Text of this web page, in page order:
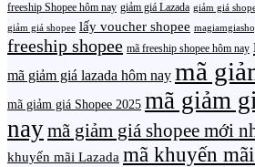
freeship Shopee hôm nay giảm giá Lazada giảm giá
giảm giá shopee lấy voucher shopee
freeship shopee mã freeship shopee hôm nay
mã giảm giá lazada hôm nay mã
mã giảm giá Shopee 2025 mã giảm
naymã giảm giá shopee mới
khuyến mãi Lazada mã khuyến